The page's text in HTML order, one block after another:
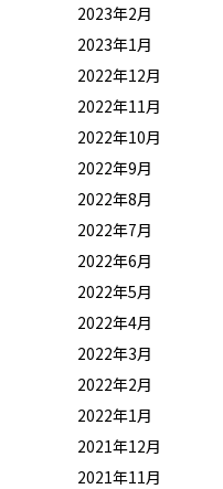
2023年2月
2023年1月
2022年12月
2022年11月
2022年10月
2022年9月
2022年8月
2022年7月
2022年6月
2022年5月
2022年4月
2022年3月
2022年2月
2022年1月
2021年12月
2021年11月